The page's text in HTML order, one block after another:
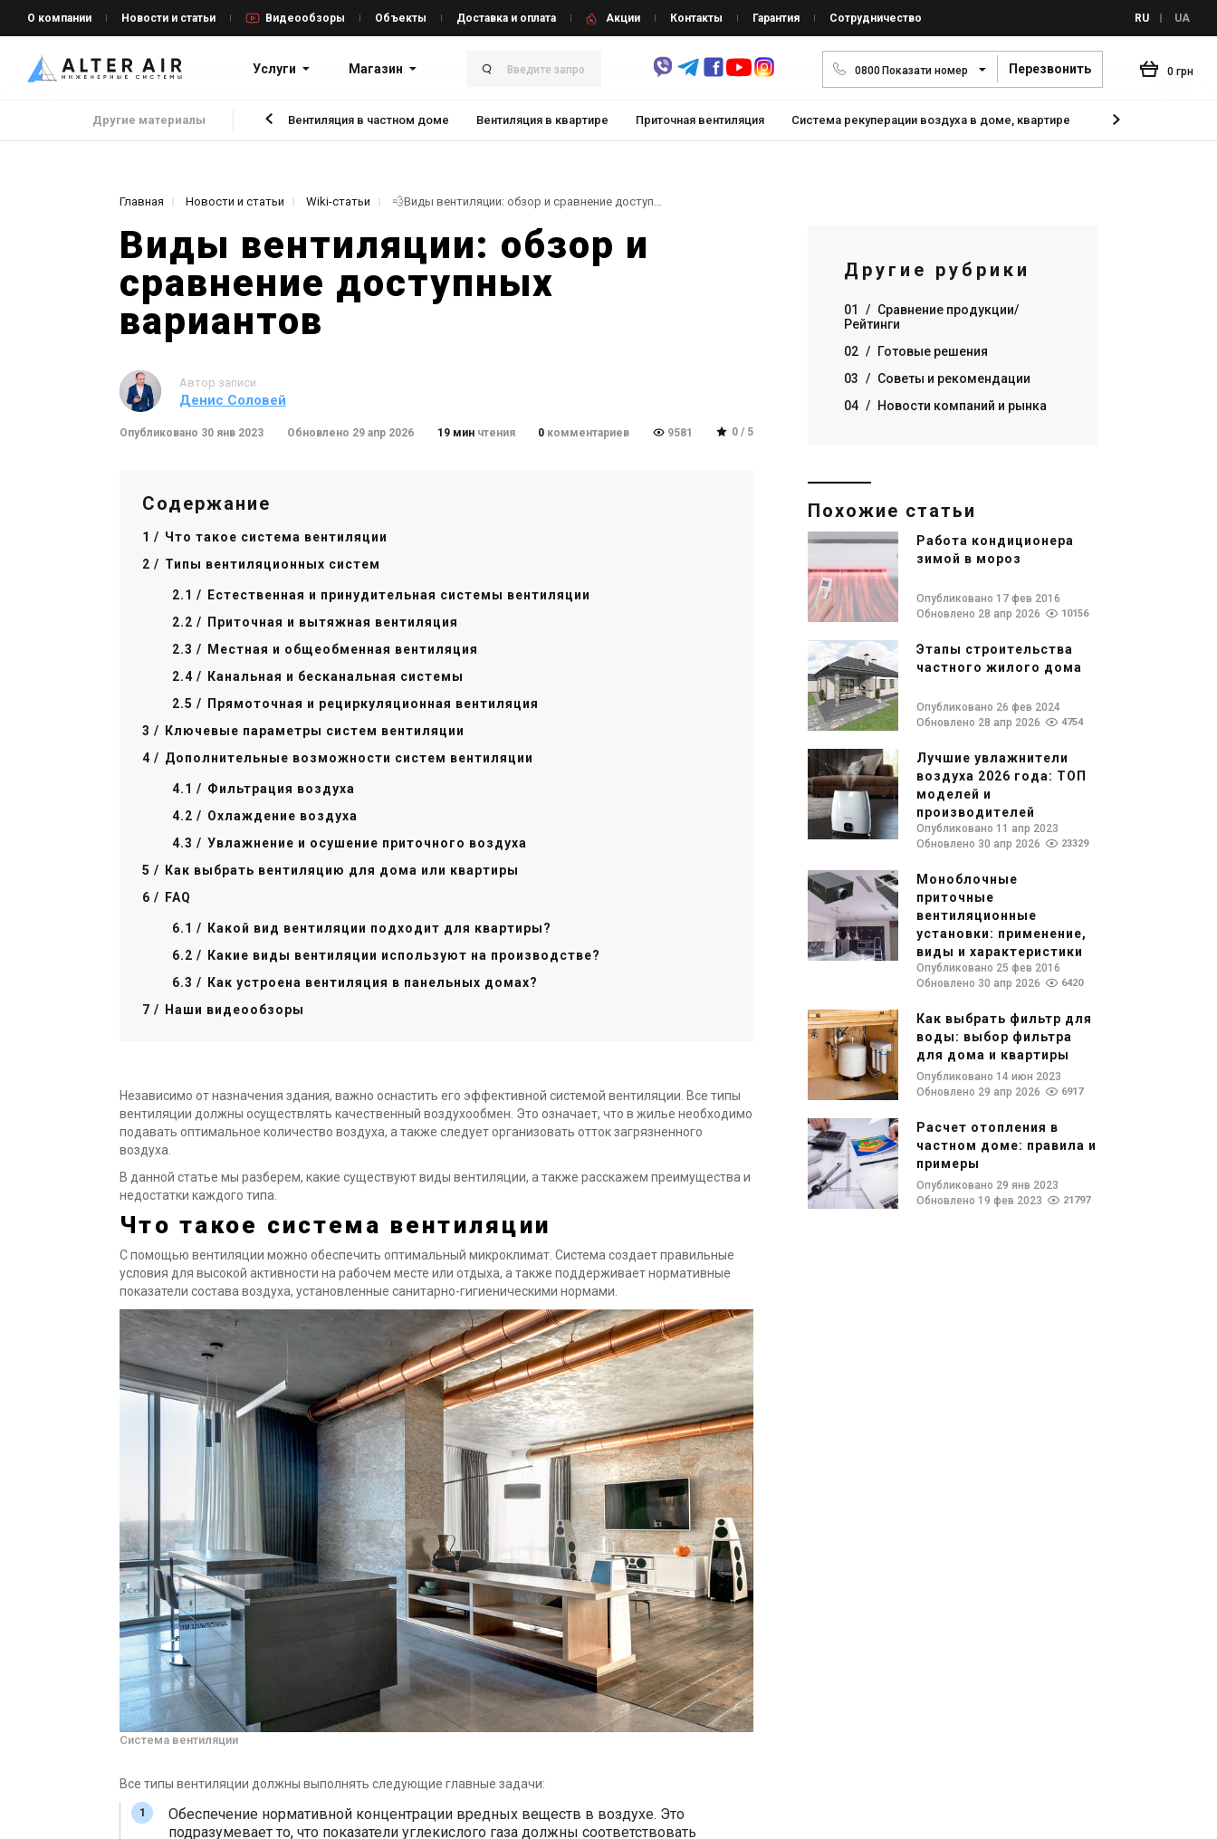
О компании Новости и статьи Видеообзоры Объекты Доставка и оплата Акции Контакты Гарантия Сотрудничество RU UA
Услуги Магазин 0800Показати номер Перезвонить 0 грн
Другие материалы Вентиляция в частном доме Вентиляция в квартире Приточная вентиляция Система рекуперации воздуха в доме, квартире Умная система
Главная Новости и статьи Wiki-статьи 💨Виды вентиляции: обзор и сравнение доступных вариантов
Виды вентиляции: обзор и
сравнение доступных
вариантов
Автор записи
Денис Соловей
Опубликовано 30 янв 2023 Обновлено 29 апр 2026 19 мин чтения 0 комментариев 9581 0 / 5
Содержание
Что такое система вентиляции
Типы вентиляционных систем
Естественная и принудительная системы вентиляции
Приточная и вытяжная вентиляция
Местная и общеобменная вентиляция
Канальная и бесканальная системы
Прямоточная и рециркуляционная вентиляция
Ключевые параметры систем вентиляции
Дополнительные возможности систем вентиляции
Фильтрация воздуха
Охлаждение воздуха
Увлажнение и осушение приточного воздуха
Как выбрать вентиляцию для дома или квартиры
FAQ
Какой вид вентиляции подходит для квартиры?
Какие виды вентиляции используют на производстве?
Как устроена вентиляция в панельных домах?
Наши видеообзоры
Независимо от назначения здания, важно оснастить его эффективной системой вентиляции. Все типы
вентиляции должны осуществлять качественный воздухообмен. Это означает, что в жилье необходимо
подавать оптимальное количество воздуха, а также следует организовать отток загрязненного
воздуха.
В данной статье мы разберем, какие существуют виды вентиляции, а также расскажем преимущества и
недостатки каждого типа.
Что такое система вентиляции
С помощью вентиляции можно обеспечить оптимальный микроклимат. Система создает правильные
условия для высокой активности на рабочем месте или отдыха, а также поддерживает нормативные
показатели состава воздуха, установленные санитарно-гигиеническими нормами.
Система вентиляции
Все типы вентиляции должны выполнять следующие главные задачи:
Обеспечение нормативной концентрации вредных веществ в воздухе. Это
подразумевает то, что показатели углекислого газа должны соответствовать
Другие рубрики
01 / Сравнение продукции/
Рейтинги
02 /
Готовые решения
03 / Советы и рекомендации
04 / Новости компаний и рынка
Похожие статьи
Работа кондиционера
зимой в мороз
Опубликовано 17 фев 2016
Обновлено 28 апр 2026
10156
Этапы строительства
частного жилого дома
Опубликовано 26 фев 2024
Обновлено 28 апр 2026
4754
Лучшие увлажнители
воздуха 2026 года: ТОП
моделей и
производителей
Опубликовано 11 апр 2023
Обновлено 30 апр 2026
23329
Моноблочные
приточные
вентиляционные
установки: применение,
виды и характеристики
Опубликовано 25 фев 2016
Обновлено 30 апр 2026
6420
Как выбрать фильтр для
воды: выбор фильтра
для дома и квартиры
Опубликовано 14 июн 2023
Обновлено 29 апр 2026
6917
Расчет отопления в
частном доме: правила и
примеры
Опубликовано 29 янв 2023
Обновлено 19 фев 2023
21797